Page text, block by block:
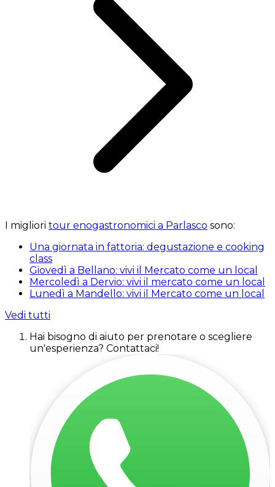
I migliori tour enogastronomici a Parlasco sono:
Una giornata in fattoria: degustazione e cooking
class
Giovedì a Bellano: vivi il Mercato come un local
Mercoledì a Dervio: vivi il mercato come un local
Lunedì a Mandello: vivi il Mercato come un local
Vedi tutti
Hai bisogno di aiuto per prenotare o scegliere
un'esperienza? Contattaci!